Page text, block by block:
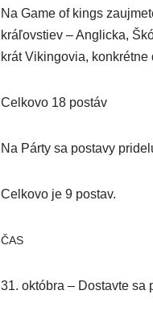
Na Game of kings
krá­ľovs­tiev – Anglicka,
krát Vikingovia,
Celkovo 18 postáv
Na Párty sa posta­vy
Celkovo je 9 postav.
ČAS
31. októb­ra – Dostavte sa